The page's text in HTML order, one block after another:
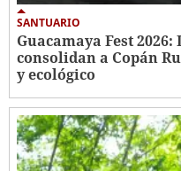
SANTUARIO
Guacamaya Fest
consolidan a Copán
y ecológico